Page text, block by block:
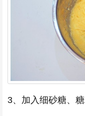
3、加入细砂糖、